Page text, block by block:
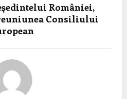
României,
Consiliului